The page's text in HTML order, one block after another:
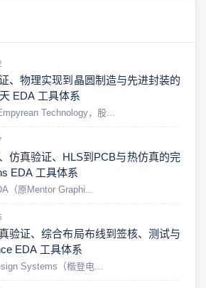
、物理实现到晶圆制造与先进封装的
EDA 工具体系
Technology，股...
仿真验证、HLS到PCB与热仿真的完
EDA 工具体系
（原Mentor Graphi...
验证、综合布局布线到签核、测试与
EDA 工具体系
Systems（楷登电...